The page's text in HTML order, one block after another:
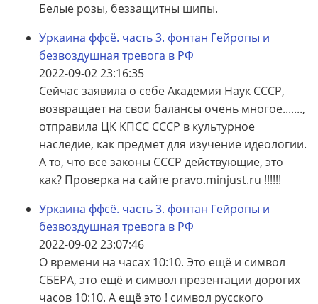
Белые розы, беззащитны шипы.
Уркаина ффсё. часть 3. фонтан Гейропы и
безвоздушная тревога в РФ
2022-09-02 23:16:35
Сейчас заявила о себе Академия Наук СССР,
возвращает на свои балансы очень многое.......,
отправила ЦК КПСС СССР в культурное
наследие, как предмет для изучение идеологии.
А то, что все законы СССР действующие, это
как? Проверка на сайте pravo.minjust.ru !!!!!!
Уркаина ффсё. часть 3. фонтан Гейропы и
безвоздушная тревога в РФ
2022-09-02 23:07:46
О времени на часах 10:10. Это ещё и символ
СБЕРА, это ещё и символ презентации дорогих
часов 10:10. А ещё это ! символ русского